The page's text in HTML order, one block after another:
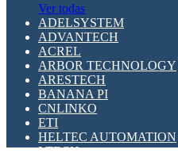
Ver todas
ADELSYSTEM
ADVANTECH
ACREL
ARBOR TECHNOLOGY
ARESTECH
BANANA PI
CNLINKO
ETI
HELTEC AUTOMATION
LTECH